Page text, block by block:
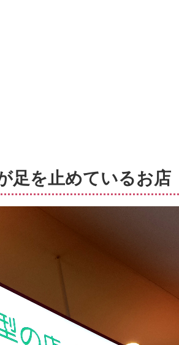
足を止めているお店